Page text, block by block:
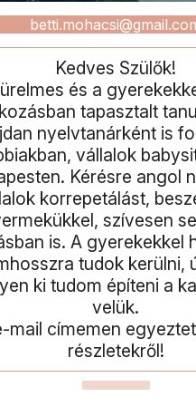
Kedves Szülők!
és a
tapasztalt
nyelvtanárként is
vállalok
Kérésre angol
korrepetálást,
szívesen
is. A gyerekekkel
tudok kerülni,
ki tudom építeni a
velük.
mail címemen
részletekről!